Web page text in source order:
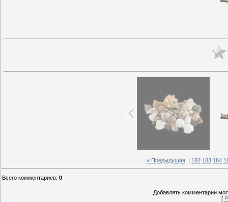
« Предыдущая 182 183 184
Всего комментариев: 0
Добавлять комментарии
[